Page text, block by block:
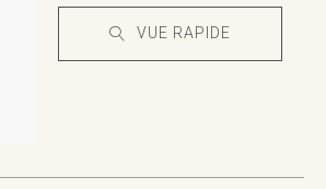
VUE RAPIDE